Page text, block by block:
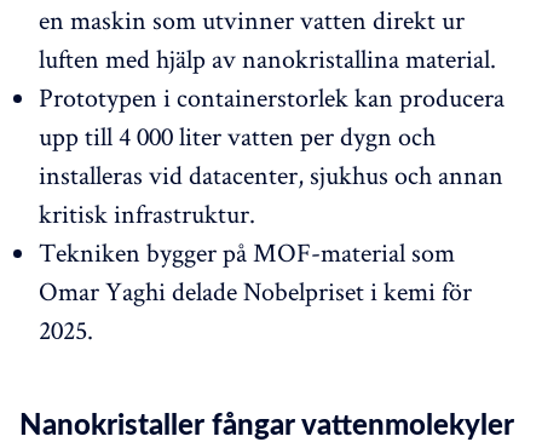
en maskin som utvinner vatten direkt ur
luften med hjälp av nanokristallina material.
Prototypen i containerstorlek kan producera
upp till 4 000 liter vatten per dygn och
installeras vid datacenter, sjukhus och annan
kritisk infrastruktur.
Tekniken bygger på MOF-material som
Omar Yaghi delade Nobelpriset i kemi för
2025.
Nanokristaller fångar vattenmolekyler